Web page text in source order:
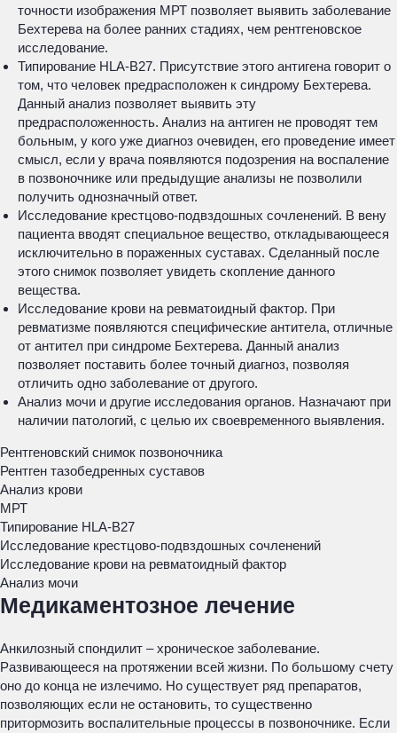
точности изображения МРТ позволяет выявить заболевание
Бехтерева на более ранних стадиях, чем рентгеновское
исследование.
Типирование HLA-B27. Присутствие этого антигена говорит о
том, что человек предрасположен к синдрому Бехтерева.
Данный анализ позволяет выявить эту
предрасположенность. Анализ на антиген не проводят тем
больным, у кого уже диагноз очевиден, его проведение имеет
смысл, если у врача появляются подозрения на воспаление
в позвоночнике или предыдущие анализы не позволили
получить однозначный ответ.
Исследование крестцово-подвздошных сочленений. В вену
пациента вводят специальное вещество, откладывающееся
исключительно в пораженных суставах. Сделанный после
этого снимок позволяет увидеть скопление данного
вещества.
Исследование крови на ревматоидный фактор. При
ревматизме появляются специфические антитела, отличные
от антител при синдроме Бехтерева. Данный анализ
позволяет поставить более точный диагноз, позволяя
отличить одно заболевание от другого.
Анализ мочи и другие исследования органов. Назначают при
наличии патологий, с целью их своевременного выявления.
Рентгеновский снимок позвоночника
Рентген тазобедренных суставов
Анализ крови
МРТ
Типирование HLA-B27
Исследование крестцово-подвздошных сочленений
Исследование крови на ревматоидный фактор
Анализ мочи
Медикаментозное лечение
Анкилозный спондилит – хроническое заболевание.
Развивающееся на протяжении всей жизни. По большому счету
оно до конца не излечимо. Но существует ряд препаратов,
позволяющих если не остановить, то существенно
притормозить воспалительные процессы в позвоночнике. Если